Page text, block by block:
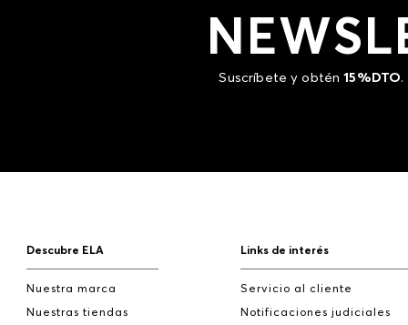
Suscríbete y obtén15%DTO.
Descubre ELA
Nuestra marca
Nuestras tiendas
Links de interés
Servicio al cliente
Notificaciones judiciales